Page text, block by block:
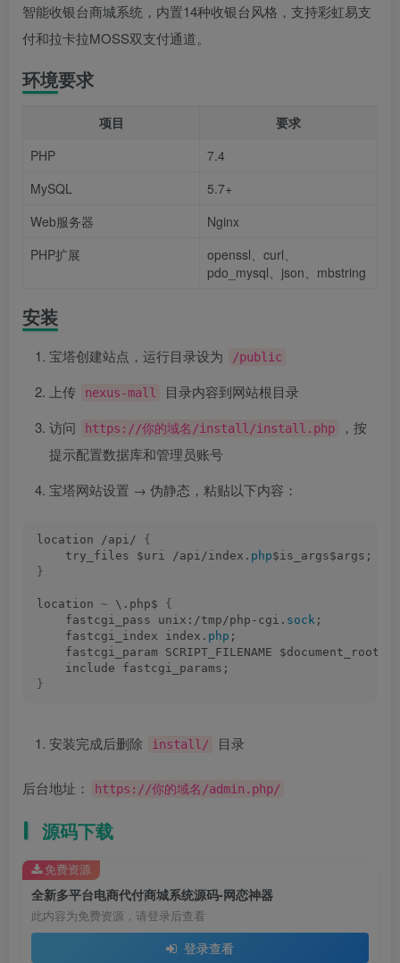
智能收银台商城系统，内置14种收银台风格，支持彩虹易支
付和拉卡拉MOSS双支付通道。
环境要求
项目
要求
PHP
7.4
MySQL
5.7+
Web服务器
Nginx
PHP扩展
openssl、curl、
pdo_mysql、json、mbstring
安装
宝塔创建站点，运行目录设为 /public
上传 nexus-mall
目录内容到网站根目录
访问
https://你的域名/install/install.php
，按
提示配置数据库和管理员账号
宝塔网站设置 → 伪静态，粘贴以下内容：
location /api/ {
    try_files $uri /api/index.
php$is_args$args;
}
location ~ \.php$ {
    fastcgi_pass unix:/tmp/php-cgi.
sock ;
    fastcgi_index index.
php ;
fastcgi_param SCRIPT_FILENAME
    include fastcgi_params;
}
安装完成后删除 install/ 目录
后台地址： https://你的域名/admin.php/
源码下载
全新多平台电商代付商城系统源码-网恋神器
此内容为免费资源，请登录后查看
登录查看
免费资源